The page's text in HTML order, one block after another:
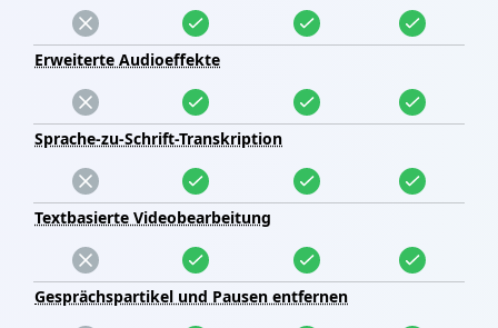
Erweiterte Audioeffekte
Sprache-zu-Schrift-Transkription
Textbasierte Videobearbeitung
Gesprächspartikel und Pausen entfernen